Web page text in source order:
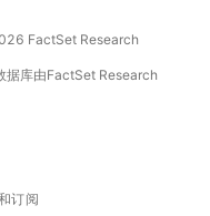
FactSet Research
库由FactSet Research
订阅